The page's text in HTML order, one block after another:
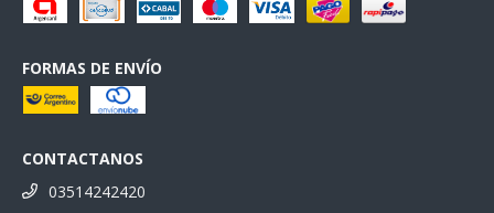
FORMAS DE ENVÍO
CONTACTANOS
03514242420